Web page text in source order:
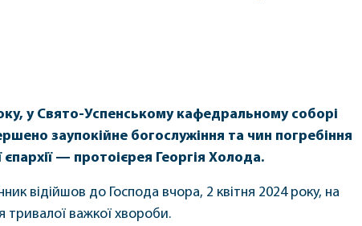
у Свято-Успенському кафедральному соборі
заупокійне богослужіння та чин погребіння
єпархії — протоієрея Георгія Холода.
відійшов до Господа вчора, 2 квітня 2024 року, на
тривалої важкої хвороби.